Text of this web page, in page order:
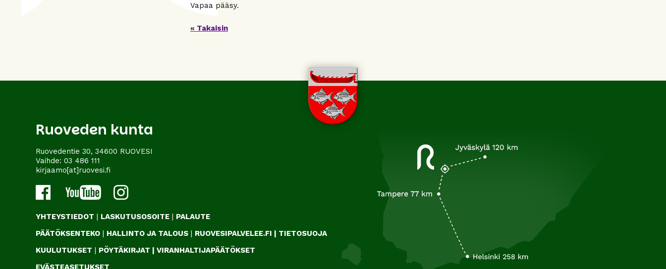
Vapaa pääsy.
« Takaisin
Ruoveden kunta
Ruovedentie 30, 34600 RUOVESI
Vaihde: 03 486 111
kirjaamo[at]ruovesi.fi
YHTEYSTIEDOT | LASKUTUSOSOITE | PALAUTE
PÄÄTÖKSENTEKO | HALLINTO JA TALOUS | RUOVESIPALVELEE.FI | TIETOSUOJA
KUULUTUKSET | PÖYTÄKIRJAT | VIRANHALTIJAPÄÄTÖKSET
EVÄSTEASETUKSET